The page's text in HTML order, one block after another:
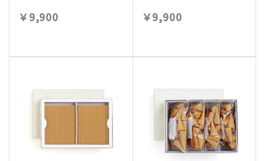
￥9,900 ￥9,900